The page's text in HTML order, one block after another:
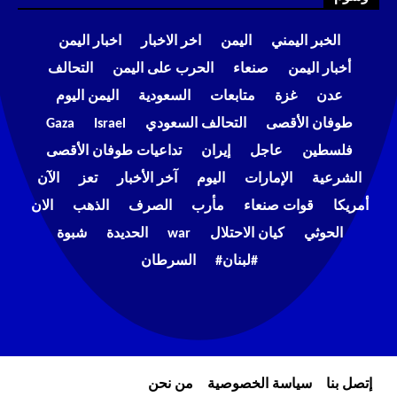
الخبر اليمني اليمن اخر الاخبار
اخبار اليمن
أخبار اليمن
صنعاء الحرب على اليمن
التحالف
عدن
غزة متابعات السعودية
اليمن اليوم
طوفان الأقصى
التحالف السعودي Israel
Gaza
فلسطين
عاجل إيران
تداعيات طوفان الأقصى
الشرعية
الإمارات اليوم آخر الأخبار تعز
الآن
أمريكا
قوات صنعاء مأرب الصرف الذهب
الان
الحوثي
كيان الاحتلال war الحديدة
شبوة
#لبنان#
السرطان
إتصل بنا سياسة الخصوصية من نحن